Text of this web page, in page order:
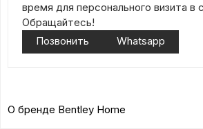
время для персонального визита в
Обращайтесь!
Позвонить
Whatsapp
О бренде Bentley Home